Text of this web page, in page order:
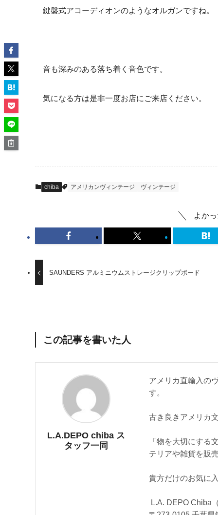
鍵盤式アコーディオンのようなオルガンですね。
音も深みのある落ち着く音色です。
気になる方は是非一度お店にご来店ください。
chiba アメリカンヴィンテージ ヴィンテージ
よか
SAUNDERS アルミニウムストレージクリップボード
この記事を書いた人
L.A.DEPO chiba ス
タッフ一同
アメリカ直輸入の
す。
古き良きアメリカ
「物を大切にする
テリアや雑貨を販
貴方だけのお気に
L.A. DEPO Chiba